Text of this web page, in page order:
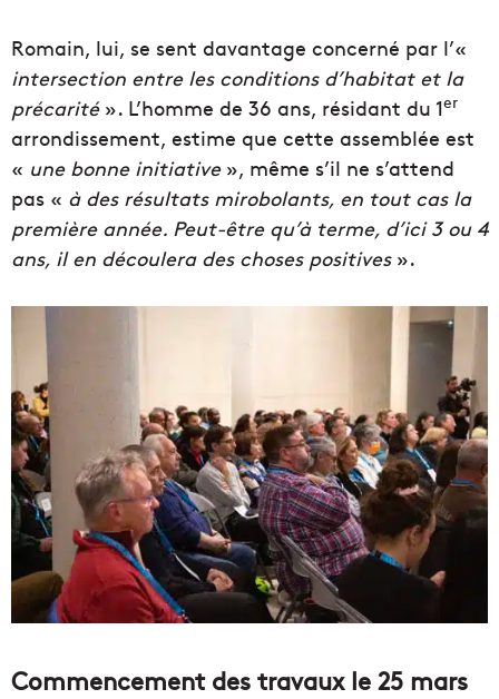
Romain, lui, se sent davantage concerné par l’«
intersection entre les conditions d’habitat et la
précarité». L’homme de 36 ans, résidant du 1er
arrondissement, estime que cette assemblée est
« une bonne initiative», même s’il ne s’attend
pas « à des résultats mirobolants, en tout cas la
première année. Peut-être qu’à terme, d’ici 3 ou 4
ans, il en découlera des choses positives».
Commencement des travaux le 25 mars